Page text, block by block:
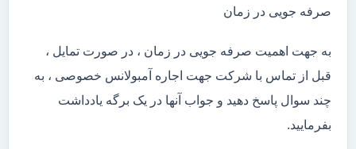
صرفه جویی در زمان
به جهت اهمیت صرفه جویی در زمان ، در صورت تمایل ،
قبل از تماس با شرکت جهت اجاره آمبولانس خصوصی ، به
چند سوال پاسخ دهید و جواب آنها در یک برگه یادداشت
بفرمایید.